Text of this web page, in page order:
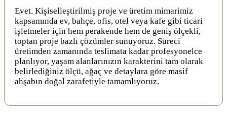
Evet. Kişiselleştirilmiş proje ve üretim mimarimiz
kapsamında ev, bahçe, ofis, otel veya kafe gibi ticari
işletmeler için hem perakende hem de geniş ölçekli,
toptan proje bazlı çözümler sunuyoruz. Süreci
üretimden zamanında teslimata kadar profesyonelce
planlıyor, yaşam alanlarınızın karakterini tam olarak
belirlediğiniz ölçü, ağaç ve detaylara göre masif
ahşabın doğal zarafetiyle tamamlıyoruz.